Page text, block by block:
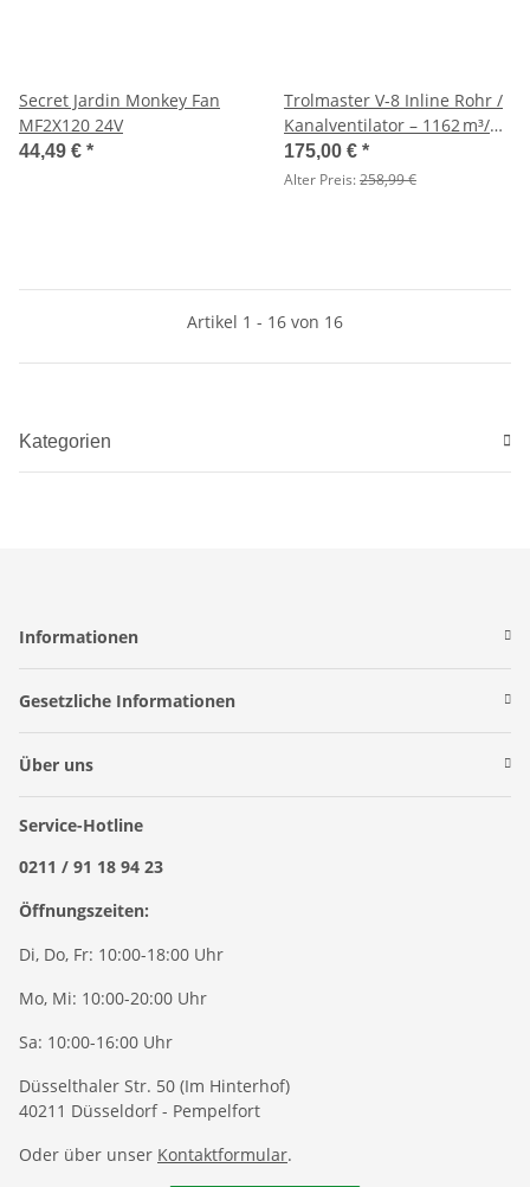
Secret Jardin Monkey Fan
MF2X120 24V
44,49 € *
Trolmaster V-8 Inline Rohr /
Kanalventilator – 1162 m³/h -
200 mm
175,00 € *
Alter Preis:258,99 €
Artikel 1 - 16 von 16
Kategorien
Informationen
Gesetzliche Informationen
Über uns
Service-Hotline
0211 / 91 18 94 23
Öffnungszeiten:
Di, Do, Fr: 10:00-18:00 Uhr
Mo, Mi: 10:00-20:00 Uhr
Sa: 10:00-16:00 Uhr
Düsselthaler Str. 50 (Im Hinterhof)
40211 Düsseldorf - Pempelfort
Oder über unser Kontaktformular.